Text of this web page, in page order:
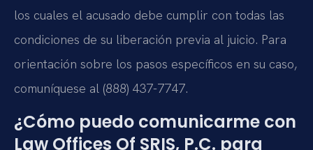
los cuales el acusado debe cumplir con todas las
condiciones de su liberación previa al juicio. Para
orientación sobre los pasos específicos en su caso,
comuníquese al (888) 437-7747.
¿Cómo puedo comunicarme con
Law Offices Of SRIS, P.C. para